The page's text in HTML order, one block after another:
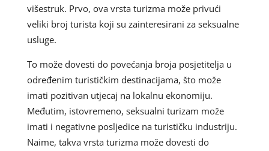
višestruk. Prvo, ova vrsta turizma može privući
veliki broj turista koji su zainteresirani za seksualne
usluge.
To može dovesti do povećanja broja posjetitelja u
određenim turističkim destinacijama, što može
imati pozitivan utjecaj na lokalnu ekonomiju.
Međutim, istovremeno, seksualni turizam može
imati i negativne posljedice na turističku industriju.
Naime, takva vrsta turizma može dovesti do